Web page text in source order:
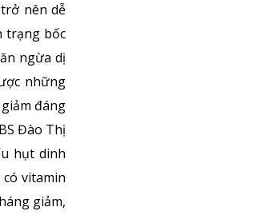
ảnh
nên dễ
trạng bốc
ngừa dị
những
đáng
Đào Thị
hụt dinh
vitamin
giảm,